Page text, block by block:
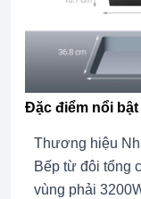
Đặc điểm nổi bật
Thương hiệu
Bếp từ đôi tổng
vùng phải